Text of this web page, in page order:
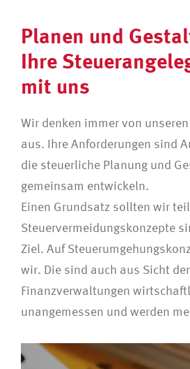
Planen und
Ihre
mit uns
Wir denken immer von
aus. Ihre Anforderungen sind
die steuerliche Planung und
gemeinsam entwickeln.
Einen Grundsatz sollten wir
Steuervermeidungskonzepte
Ziel. Auf
wir. Die sind auch aus Sicht der
Finanzverwaltungen
unangemessen und werden